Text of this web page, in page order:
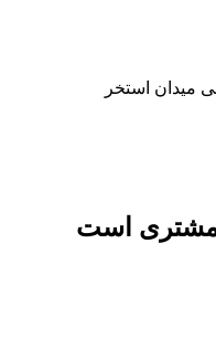
میدان استخر
مشتری است